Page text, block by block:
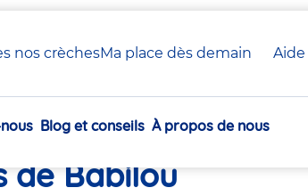
nos crèchesMa place dès demain Aide
Blog et conseils À propos de nous
Directrice des
de Babilou